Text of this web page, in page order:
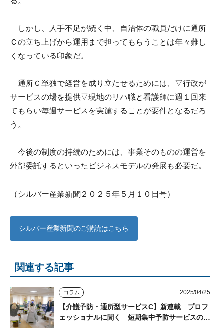
しかし、人手不足が続く中、自治体の職員だけに通所
Ｃの立ち上げから運用まで担ってもらうことは年々難し
くなっている印象だ。
通所Ｃ単独で経営を成り立たせるためには、▽行政が
サービスの場を提供▽現地のリハ職と看護師に週１回来
てもらい毎週サービスを実施することが要件となるだろ
う。
今後の制度の持続のためには、事業そのものの運営を
外部委託するといったビジネスモデルの発展も必要だ。
（シルバー産業新聞２０２５年５月１０日号）
シルバー産業新聞のご購読はこちら
関連する記事
コラム 2025/04/25
【介護予防・通所型サービスC】新連載 プロフ
ェッショナルに聞く 短期集中予防サービスの最